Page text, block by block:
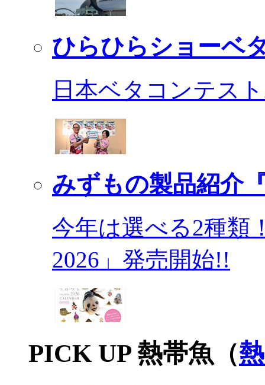
ひらひらショーベ
日本ベタコンテス
みずもの製品紹介
今年は選べる2種類
2026」発売開始!!
PICK UP 熱帯魚（